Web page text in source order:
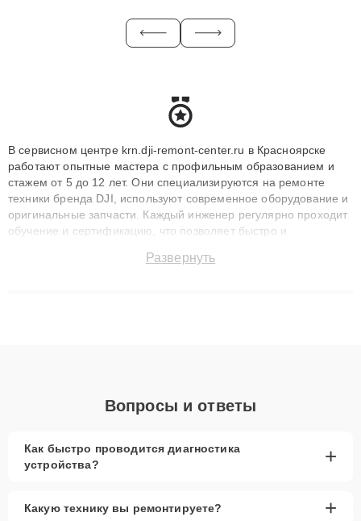
В сервисном центре krn.dji-remont-center.ru в Красноярске
работают опытные мастера с профильным образованием и
стажем от 5 до 12 лет. Они специализируются на ремонте
техники бренда DJI, используют современное оборудование и
оригинальные запчасти. Каждый инженер регулярно проходит
обучение и сертификацию, что позволяет быстро и
сохранением гарантии до 3 лет. Наши мастера решают
Развернуть
Вопросы и ответы
Как быстро проводится диагностика
устройства?
+
Какую технику вы ремонтируете? +